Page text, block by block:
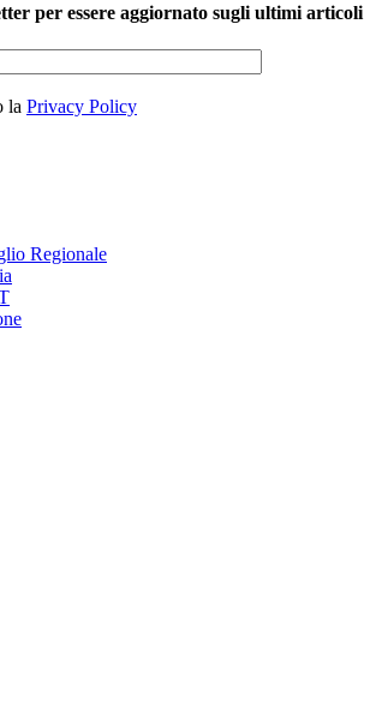
per essere aggiornato sugli ultimi articoli
la Privacy Policy
Regionale